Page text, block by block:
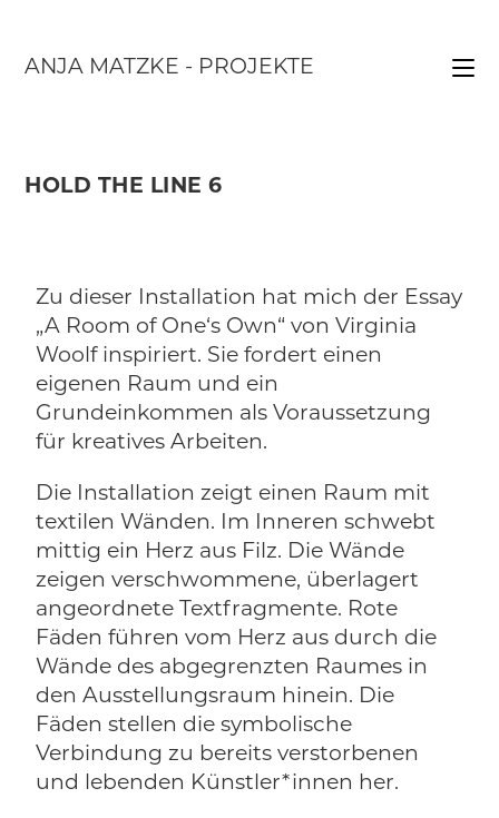
ANJA MATZKE - PROJEKTE
HOLD THE LINE 6
Zu dieser Installation hat mich der Essay
„A Room of One‘s Own“ von Virginia
Woolf inspiriert. Sie fordert einen
eigenen Raum und ein
Grundeinkommen als Voraussetzung
für kreatives Arbeiten.
Die Installation zeigt einen Raum mit
textilen Wänden. Im Inneren schwebt
mittig ein Herz aus Filz. Die Wände
zeigen verschwommene, überlagert
angeordnete Textfragmente. Rote
Fäden führen vom Herz aus durch die
Wände des abgegrenzten Raumes in
den Ausstellungsraum hinein. Die
Fäden stellen die symbolische
Verbindung zu bereits verstorbenen
und lebenden Künstler*innen her.